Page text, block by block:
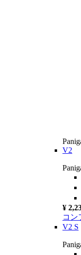
V2
¥
コン
V2 S